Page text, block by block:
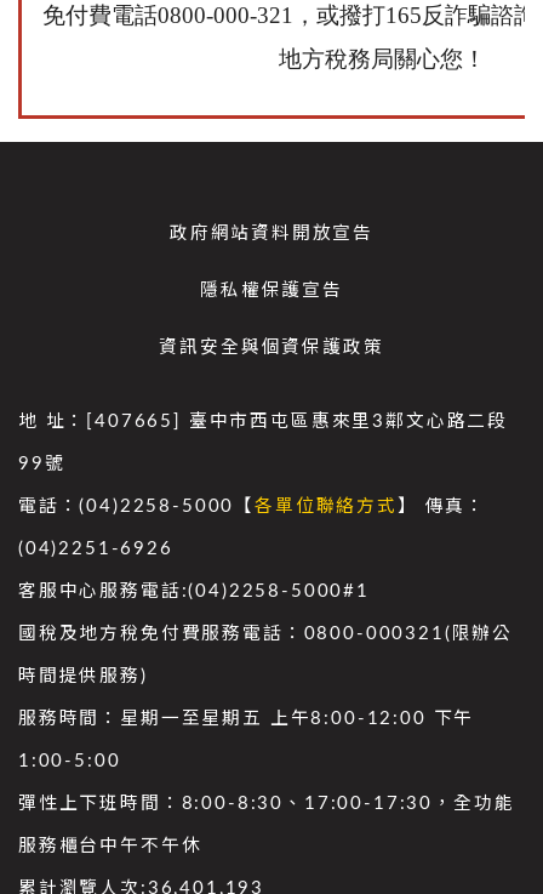
免付費電話0800-000-321 ，或撥打165反詐騙諮
地方稅務局關心您！
政府網站資料開放宣告
隱私權保護宣告
資訊安全與個資保護政策
地 址：[407665] 臺中市西屯區惠來里3鄰文心路二段
99號
電話：(04)2258-5000【各單位聯絡方式 】 傳真：
(04)2251-6926
客服中心服務電話:(04)2258-5000#1
國稅及地方稅免付費服務電話：0800-000321(限辦公
時間提供服務)
服務時間：星期一至星期五 上午8:00-12:00 下午
1:00-5:00
彈性上下班時間：8:00-8:30、17:00-17:30，全功能
服務櫃台中午不午休
累計瀏覽人次: 36,401,193